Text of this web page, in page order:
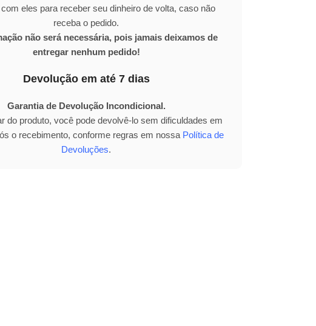
eles para receber seu dinheiro de volta, caso não
receba o pedido.
não será necessária, pois jamais deixamos de
entregar nenhum pedido!
Devolução em até 7 dias
Garantia de Devolução Incondicional.
do produto, você pode devolvê-lo sem dificuldades em
o recebimento, conforme regras em nossa Política de
Devoluções.